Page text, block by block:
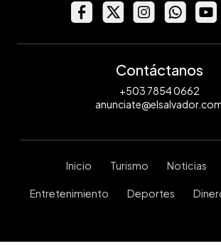
Contáctanos
+503 7854 0662
Inicio Turismo Noticias
Entretenimiento Deportes